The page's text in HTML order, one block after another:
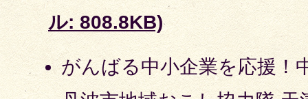
ル: 808.8KB)
がんばる中小企業を応援！